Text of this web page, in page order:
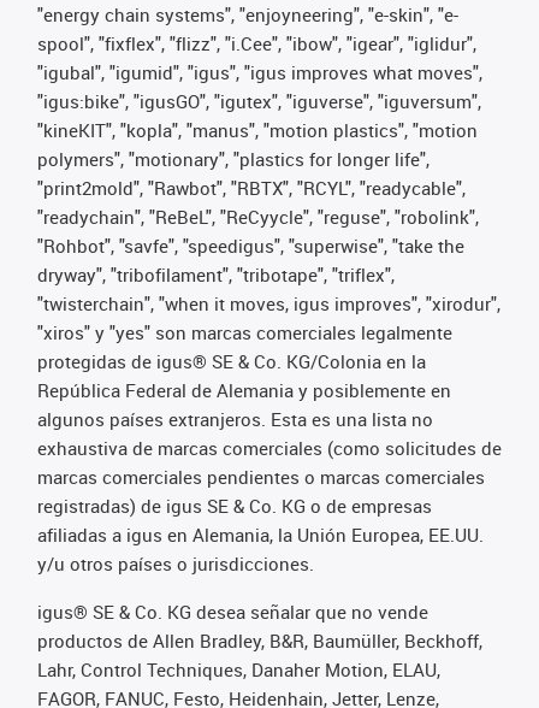
"energy chain systems", "enjoyneering", "e-skin", "e-
spool", "fixflex", "flizz", "i.Cee", "ibow", "igear", "iglidur",
"igubal", "igumid", "igus", "igus improves what moves",
"igus:bike", "igusGO", "igutex", "iguverse", "iguversum",
"kineKIT", "kopla", "manus", "motion plastics", "motion
polymers", "motionary", "plastics for longer life",
"print2mold", "Rawbot", "RBTX", "RCYL", "readycable",
"readychain", "ReBeL", "ReCyycle", "reguse", "robolink",
"Rohbot", "savfe", "speedigus", "superwise", "take the
dryway", "tribofilament", "tribotape", "triflex",
"twisterchain", "when it moves, igus improves", "xirodur",
"xiros" y "yes" son marcas comerciales legalmente
protegidas de igus® SE & Co. KG/Colonia en la
República Federal de Alemania y posiblemente en
algunos países extranjeros. Esta es una lista no
exhaustiva de marcas comerciales (como solicitudes de
marcas comerciales pendientes o marcas comerciales
registradas) de igus SE & Co. KG o de empresas
afiliadas a igus en Alemania, la Unión Europea, EE.UU.
y/u otros países o jurisdicciones.
igus® SE & Co. KG desea señalar que no vende
productos de Allen Bradley, B&R, Baumüller, Beckhoff,
Lahr, Control Techniques, Danaher Motion, ELAU,
FAGOR, FANUC, Festo, Heidenhain, Jetter, Lenze,